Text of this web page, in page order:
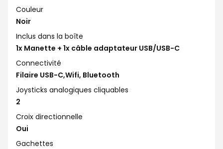
Couleur
Noir
Inclus dans la boîte
1x Manette + 1x câble adaptateur USB/USB-C
Connectivité
Filaire USB-C,Wifi, Bluetooth
Joysticks analogiques cliquables
2
Croix directionnelle
Oui
Gachettes